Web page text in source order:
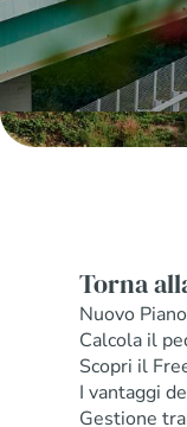
Torna
Nuovo
Calcola il
Scopri il
I vantaggi
Gestione